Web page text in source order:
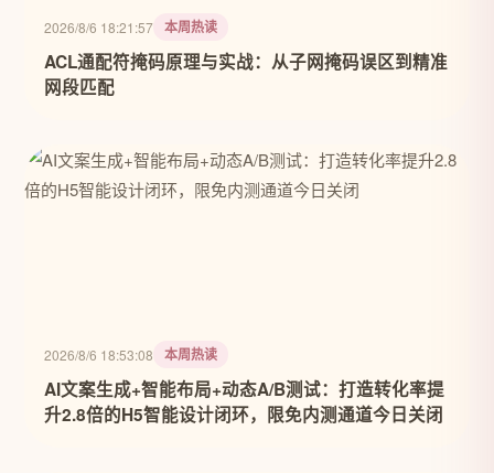
2026/8/6 18:21:57 本周热读
ACL通配符掩码原理与实战：从子网掩码误区到精准
网段匹配
2026/8/6 18:53:08 本周热读
AI文案生成+智能布局+动态A/B测试：打造转化率提
升2.8倍的H5智能设计闭环，限免内测通道今日关闭